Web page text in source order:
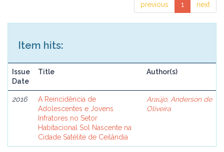
previous 1 next
Item hits:
Issue
Date
Title Author(s)
2016
A Reincidência de
Adolescentes e Jovens
Infratores no Setor
Habitacional Sol Nascente na
Cidade Satélite de Ceilândia
Araújo, Anderson de
Oliveira